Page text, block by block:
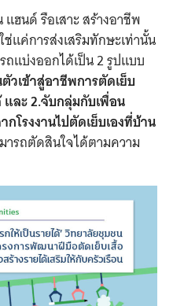
ฮนด์ รือเสาะ สร้างอาชีพ
แค่การส่งเสริมทักษะเท่านั้น
ถแบ่งออกได้เป็น 2 รูปแบบ
เข้าสู่อาชีพการตัดเย็บ
และ 2.จับกลุ่มกับเพื่อน
โรงงานไปตัดเย็บเองที่บ้าน
ารถตัดสินใจได้ตามความ